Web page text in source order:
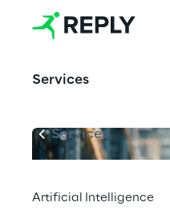
Services
Services
Artificial Intelligence